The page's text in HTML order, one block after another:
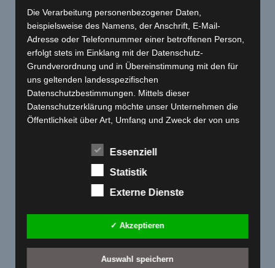
Startseite»Kundenprojekt
Tag Archives:Kundenprojekt
Komplettaufbau PX 200
Komplettaufbau Vespa PX 200: Gabelkürzung, Sandstrahlarbeiten,
Lackierung, Seitenhaubenverbreiterung, eingelassene Blinker hinten,
Lenkkopfabdeckung ohne Spiegellöcher, Anpassung Lenker für
vollhydraulische Bremse vorne, Speedgriff Alu, Gazzini COB LED
Die Verarbeitung personenbezogener Daten,
beispielsweise des Namens, der Anschrift, E-Mail-
Adresse oder Telefonnummer einer betroffenen Person,
erfolgt stets im Einklang mit der Datenschutz-
Grundverordnung und in Übereinstimmung mit den für
uns geltenden landesspezifischen
Datenschutzbestimmungen. Mittels dieser
Datenschutzerklärung möchte unser Unternehmen die
Öffentlichkeit über Art, Umfang und Zweck der von uns
personenbezogenen Daten informieren. Ferner werden
über die ihnen zustehenden Rechte aufgeklärt.
Wir haben als für die Verarbeitung Verantwortlicher
umgesetzt, um einen möglichst lückenlosen Schutz der
personenbezogenen Daten sicherzustellen. Dennoch
können Internetbasierte Datenübertragungen
Essenziell
Statistik
Externe Dienste
✓ Akzeptieren
Auswahl speichern